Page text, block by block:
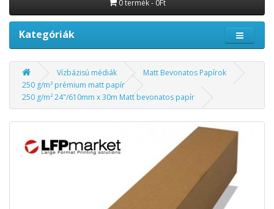
0 termék - 0Ft
Kategóriák
Vízbázisú médiák
Matt Bevonatos Papírok
250 g/m² prémium matt papír
250 g/m² 24"/610mm x 30m Matt bevonatos papír